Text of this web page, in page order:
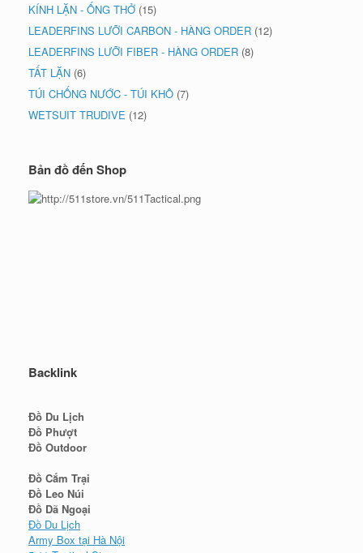
KÍNH LẶN - ỐNG THỞ (15)
LEADERFINS LƯỠI CARBON - HÀNG ORDER (12)
LEADERFINS LƯỠI FIBER - HÀNG ORDER (8)
TẤT LẶN (6)
TÚI CHỐNG NƯỚC - TÚI KHÔ (7)
WETSUIT TRUDIVE (12)
Bản đồ đến Shop
Backlink
Đồ Du Lịch
Đồ Phượt
Đồ Outdoor
Đồ Cắm Trại
Đồ Leo Núi
Đồ Dã Ngoại
Đồ Du Lịch
Army Box tại Hà Nội